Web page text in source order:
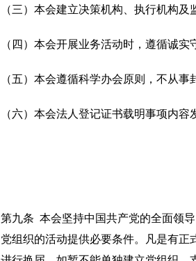
（三）本会建立决策机构、执行机构
（四）本会开展业务活动时，遵循诚
（五）本会遵循科学办会原则，不从事
（六）本会法人登记证书载明事项内
第九条 本会坚持中国共产党的全面领
党组织的活动提供必要条件。凡是有